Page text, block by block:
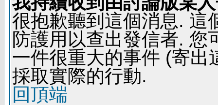
很抱歉聽到這個消息. 這
防護用以查出發信者. 您
一件很重大的事件 (寄出
採取實際的行動.
回頂端